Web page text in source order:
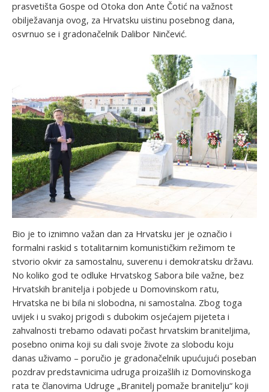
prasvetišta Gospe od Otoka don Ante Čotić na važnost
obilježavanja ovog, za Hrvatsku uistinu posebnog dana,
osvrnuo se i gradonačelnik Dalibor Ninčević.
Bio je to iznimno važan dan za Hrvatsku jer je označio i
formalni raskid s totalitarnim komunističkim režimom te
stvorio okvir za samostalnu, suverenu i demokratsku državu.
No koliko god te odluke Hrvatskog Sabora bile važne, bez
Hrvatskih branitelja i pobjede u Domovinskom ratu,
Hrvatska ne bi bila ni slobodna, ni samostalna. Zbog toga
uvijek i u svakoj prigodi s dubokim osjećajem pijeteta i
zahvalnosti trebamo odavati počast hrvatskim braniteljima,
posebno onima koji su dali svoje živote za slobodu koju
danas uživamo – poručio je gradonačelnik upućujući poseban
pozdrav predstavnicima udruga proizašlih iz Domovinskoga
rata te članovima Udruge „Branitelj pomaže branitelju“ koji